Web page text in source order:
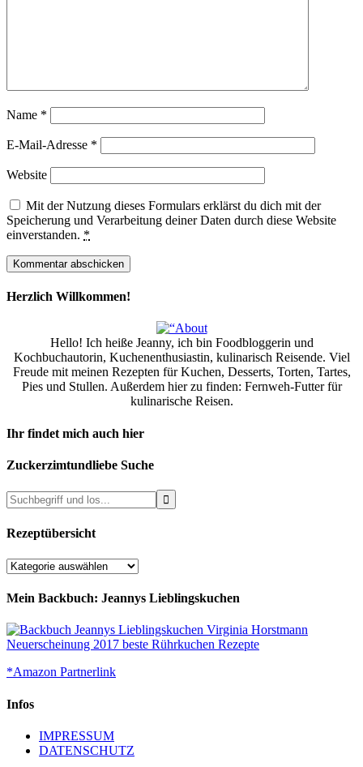
Name *
E-Mail-Adresse *
Website
Mit der Nutzung dieses Formulars erklärst du dich mit der
Speicherung und Verarbeitung deiner Daten durch diese Website
einverstanden. *
Herzlich Willkommen!
Hello! Ich heiße Jeanny, ich bin Foodbloggerin und
Kochbuchautorin, Kuchenenthusiastin, kulinarisch Reisende. Viel
Freude mit meinen Rezepten für Kuchen, Desserts, Torten, Tartes,
Pies und Stullen. Außerdem hier zu finden: Fernweh-Futter für
kulinarische Reisen.
Ihr findet mich auch hier
Zuckerzimtundliebe Suche
Rezeptübersicht
Rezeptübersicht
Mein Backbuch: Jeannys Lieblingskuchen
*Amazon Partnerlink
Infos
IMPRESSUM
DATENSCHUTZ